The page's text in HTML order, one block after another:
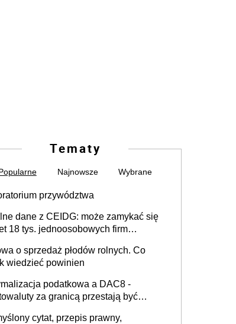
Tematy
Najnowsze Wybrane
przywództwa
dane z CEIDG: może zamykać się
18 tys. jednoosobowych firm
o sprzedaż płodów rolnych. Co
wiedzieć powinien
podatkowa a DAC8 -
za granicą przestają być
cytat, przepis prawny,